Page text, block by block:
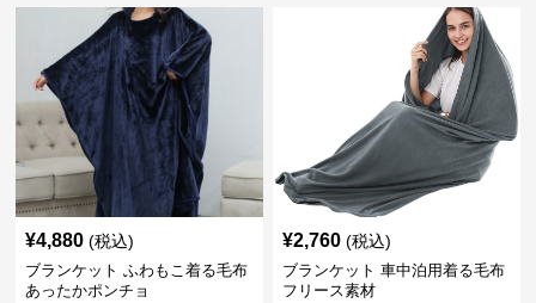
¥4,880 (税込)
ブランケット ふわもこ着る毛布
あったかポンチョ
¥2,760 (税込)
ブランケット 車中泊用着る毛布
フリース素材